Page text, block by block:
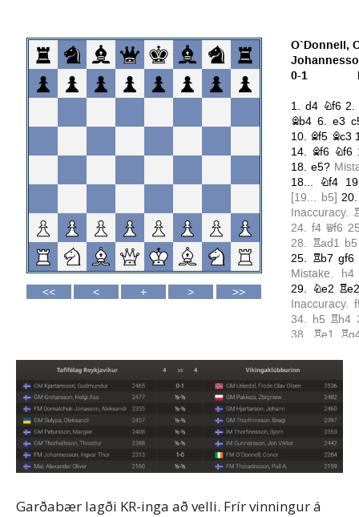
Garðabær lagði KR-inga að velli. Frír vinningur á